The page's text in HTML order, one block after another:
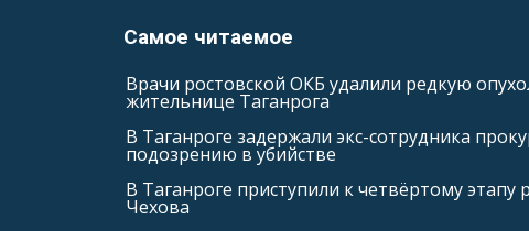
Самое читаемое
Врачи ростовской ОКБ удалили редкую
жительнице Таганрога
В Таганроге задержали экс-сотрудника
подозрению в убийстве
В Таганроге приступили к четвёртому этапу
Чехова